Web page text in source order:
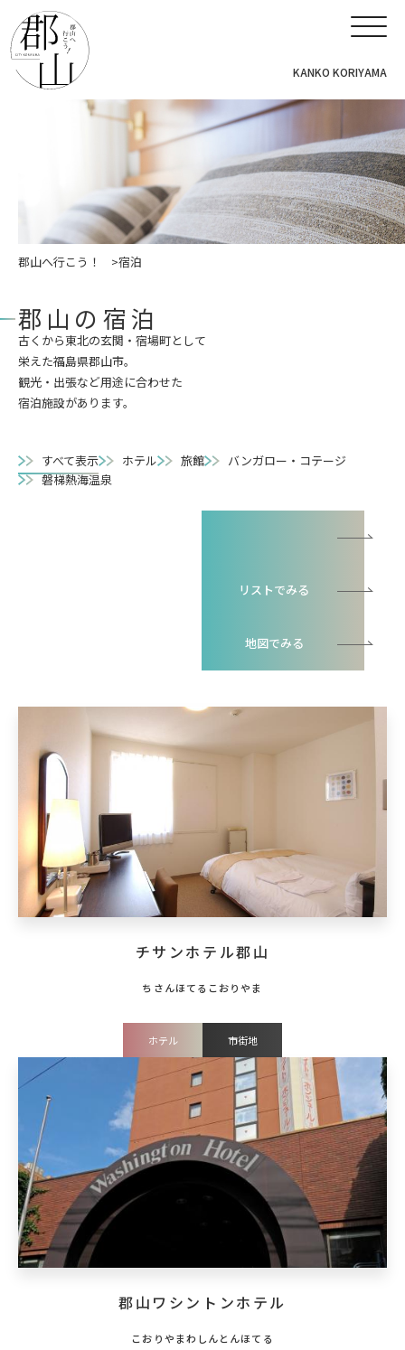
KANKO KORIYAMA
郡山へ行こう！ 宿泊
郡山の宿泊
古くから東北の玄関・宿場町として
栄えた福島県郡山市。
観光・出張など用途に合わせた
宿泊施設があります。
すべて表示 ホテル 旅館
バンガロー・コテージ
磐梯熱海温泉
リストでみる
地図でみる
チサンホテル郡山
ホテル 市街地
郡山ワシントンホテル